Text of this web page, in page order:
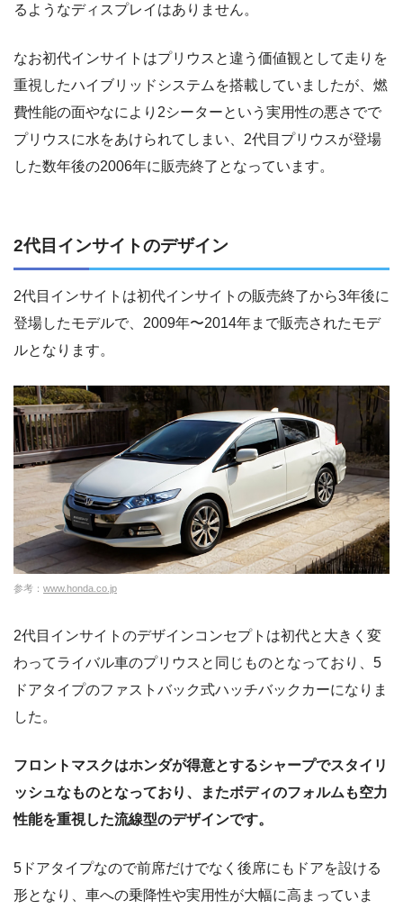
るようなディスプレイはありません。
なお初代インサイトはプリウスと違う価値観として走りを
重視したハイブリッドシステムを搭載していましたが、燃
費性能の面やなにより2シーターという実用性の悪さでで
プリウスに水をあけられてしまい、2代目プリウスが登場
した数年後の2006年に販売終了となっています。
2代目インサイトのデザイン
2代目インサイトは初代インサイトの販売終了から3年後に
登場したモデルで、2009年〜2014年まで販売されたモデ
ルとなります。
参考： www.honda.co.jp
2代目インサイトのデザインコンセプトは初代と大きく変
わってライバル車のプリウスと同じものとなっており、5
ドアタイプのファストバック式ハッチバックカーになりま
した。
フロントマスクはホンダが得意とするシャープでスタイリ
ッシュなものとなっており、またボディのフォルムも空力
性能を重視した流線型のデザインです。
5ドアタイプなので前席だけでなく後席にもドアを設ける
形となり、車への乗降性や実用性が大幅に高まっていま